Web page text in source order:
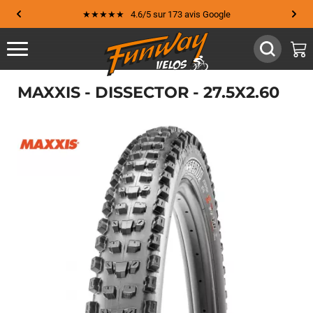
★★★★★ 4.6/5 sur 173 avis Google
MAXXIS - DISSECTOR - 27.5X2.60